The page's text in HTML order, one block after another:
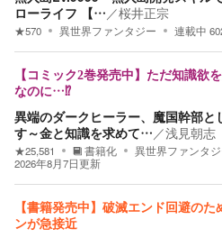
ローライフ 【… ／桜井正宗
★570 異世界ファンタジー 連載中
【コミック2巻発売中】ただ知識欲
なのに…⁉
異端のダークヒーラー、魔国幹部
す～金と知識を求めて… ／浅見朝志
★25,581 書籍化 異世界ファンタ
2026年8月7日更新
【書籍発売中】破滅エンド回避の
ンが急接近